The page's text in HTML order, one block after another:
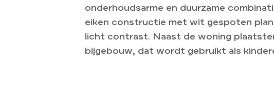
onderhoudsarme en duurzame
eiken constructie met wit gespoten
licht contrast. Naast de woning
bijgebouw, dat wordt gebruikt als